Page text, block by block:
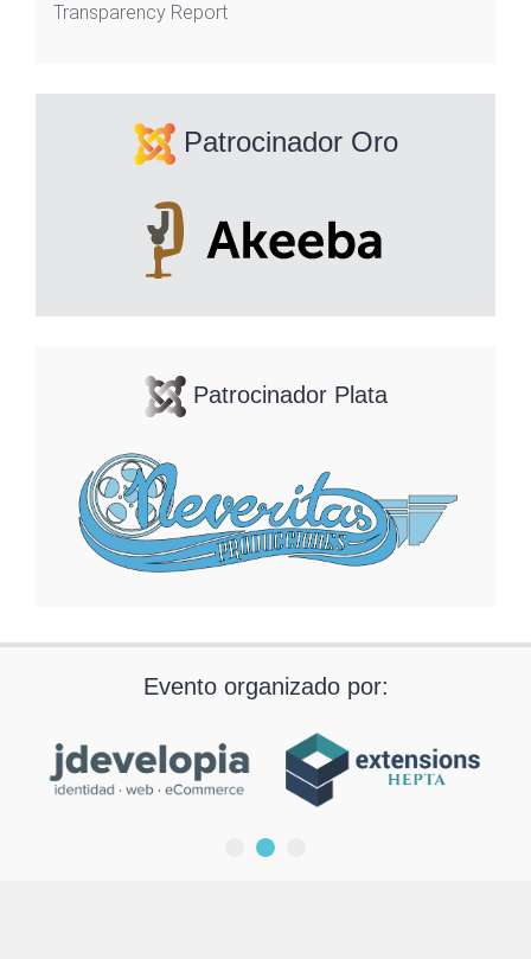
Transparency Report
Patrocinador Oro
Patrocinador Plata
Evento organizado por: